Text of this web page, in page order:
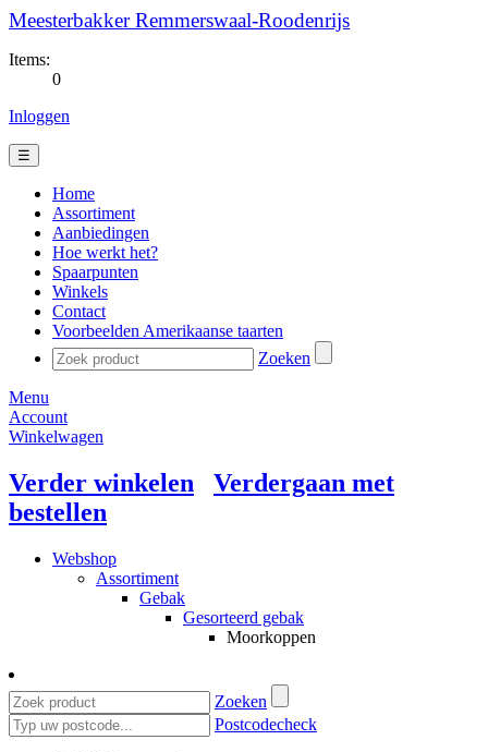
Meesterbakker Remmerswaal-Roodenrijs
Items:
0
Inloggen
☰
Home
Assortiment
Aanbiedingen
Hoe werkt het?
Spaarpunten
Winkels
Contact
Voorbeelden Amerikaanse taarten
Zoeken
Menu
Account
Winkelwagen
Verder winkelen
Verdergaan met
bestellen
Webshop
Assortiment
Gebak
Gesorteerd gebak
Moorkoppen
Zoeken
Postcodecheck